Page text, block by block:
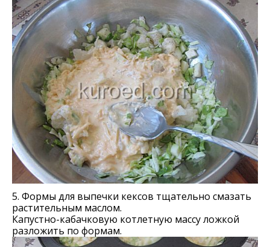
5. Формы для выпечки кексов тщательно смазать
растительным маслом.
Капустно-кабачковую котлетную массу ложкой
разложить по формам.